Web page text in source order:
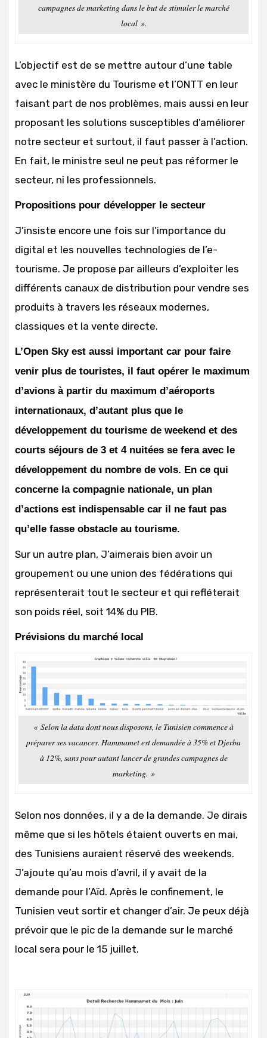
campagnes de marketing dans le but de stimuler le marché
local ».
L’objectif est de se mettre autour d’une table
avec le ministère du Tourisme et l’ONTT en leur
faisant part de nos problèmes, mais aussi en leur
proposant les solutions susceptibles d’améliorer
notre secteur et surtout, il faut passer à l’action.
En fait, le ministre seul ne peut pas réformer le
secteur, ni les professionnels.
Propositions pour développer le secteur
J’insiste encore une fois sur l’importance du
digital et les nouvelles technologies de l’e-
tourisme. Je propose par ailleurs d’exploiter les
différents canaux de distribution pour vendre ses
produits à travers les réseaux modernes,
classiques et la vente directe.
L’Open Sky est aussi important car pour faire
venir plus de touristes, il faut opérer le maximum
d’avions à partir du maximum d’aéroports
internationaux, d’autant plus que le
développement du tourisme de weekend et des
courts séjours de 3 et 4 nuitées se fera avec le
développement du nombre de vols. En ce qui
concerne la compagnie nationale, un plan
d’actions est indispensable car il ne faut pas
qu’elle fasse obstacle au tourisme.
Sur un autre plan, J’aimerais bien avoir un
groupement ou une union des fédérations qui
représenterait tout le secteur et qui refléterait
son poids réel, soit 14% du PIB.
Prévisions du marché local
« Selon la data dont nous disposons, le Tunisien commence à
préparer ses vacances. Hammamet est demandée à 35% et Djerba
à 12%, sans pour autant lancer de grandes campagnes de
marketing. »
Selon nos données, il y a de la demande. Je dirais
même que si les hôtels étaient ouverts en mai,
des Tunisiens auraient réservé des weekends.
J’ajoute qu’au mois d’avril, il y avait de la
demande pour l’Aïd. Après le confinement, le
Tunisien veut sortir et changer d’air. Je peux déjà
prévoir que le pic de la demande sur le marché
local sera pour le 15 juillet.